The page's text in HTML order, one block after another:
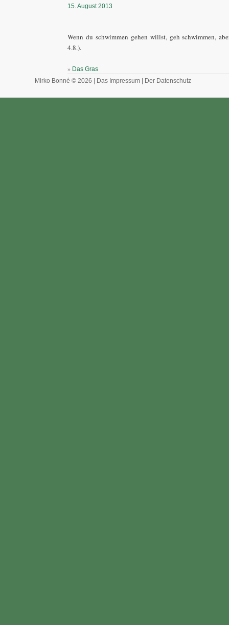
15. August 2013
Wenn du schwimmen gehen willst, geh schwimmen,
4.8.).
» Das Gras
Mirko Bonné © 2026 | Das Impressum | Der Datenschutz